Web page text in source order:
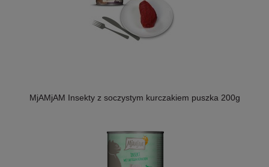
MjAMjAM Insekty z soczystym kurczakiem puszka 200g